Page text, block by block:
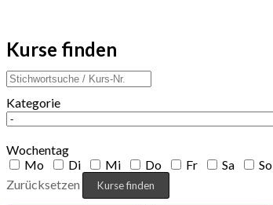
Kurse finden
Kategorie
Wochentag
Mo
Di Mi Do Fr Sa
So
Zurücksetzen